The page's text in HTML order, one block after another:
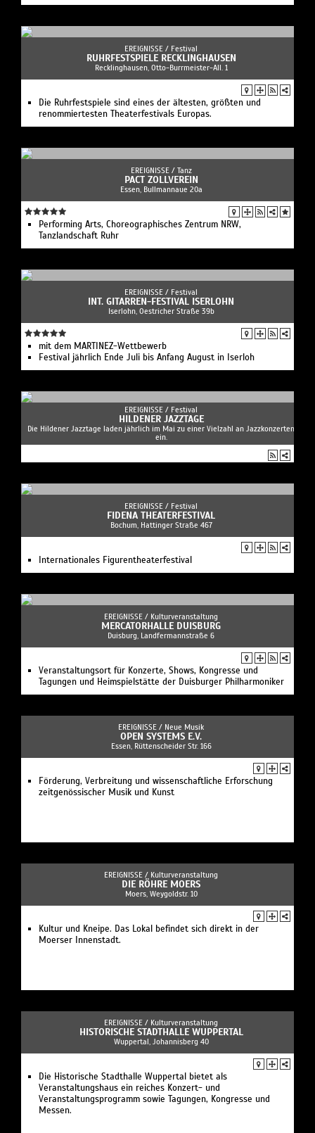
EREIGNISSE / Festival
RUHRFESTSPIELE RECKLINGHAUSEN
Recklinghausen, Otto-Burrmeister-All. 1
Die Ruhrfestspiele sind eines der ältesten, größten und
renommiertesten Theaterfestivals Europas.
EREIGNISSE / Tanz
PACT ZOLLVEREIN
Essen, Bullmannaue 20a
Performing Arts, Choreographisches Zentrum NRW,
Tanzlandschaft Ruhr
EREIGNISSE / Festival
INT. GITARREN-FESTIVAL ISERLOHN
Iserlohn, Oestricher Straße 39b
mit dem MARTINEZ-Wettbewerb
Festival jährlich Ende Juli bis Anfang August in Iserloh
EREIGNISSE / Festival
HILDENER JAZZTAGE
Die Hildener Jazztage laden jährlich im Mai zu einer Vielzahl an Jazzkonzerten
ein.
EREIGNISSE / Festival
FIDENA THEATERFESTIVAL
Bochum, Hattinger Straße 467
Internationales Figurentheaterfestival
EREIGNISSE / Kulturveranstaltung
MERCATORHALLE DUISBURG
Duisburg, Landfermannstraße 6
Veranstaltungsort für Konzerte, Shows, Kongresse und
Tagungen und Heimspielstätte der Duisburger Philharmoniker
EREIGNISSE / Neue Musik
OPEN SYSTEMS E.V.
Essen, Rüttenscheider Str. 166
Förderung, Verbreitung und wissenschaftliche Erforschung
zeitgenössischer Musik und Kunst
EREIGNISSE / Kulturveranstaltung
DIE RÖHRE MOERS
Moers, Weygoldstr. 10
Kultur und Kneipe. Das Lokal befindet sich direkt in der
Moerser Innenstadt.
EREIGNISSE / Kulturveranstaltung
HISTORISCHE STADTHALLE WUPPERTAL
Wuppertal, Johannisberg 40
Die Historische Stadthalle Wuppertal bietet als
Veranstaltungshaus ein reiches Konzert- und
Veranstaltungsprogramm sowie Tagungen, Kongresse und
Messen.